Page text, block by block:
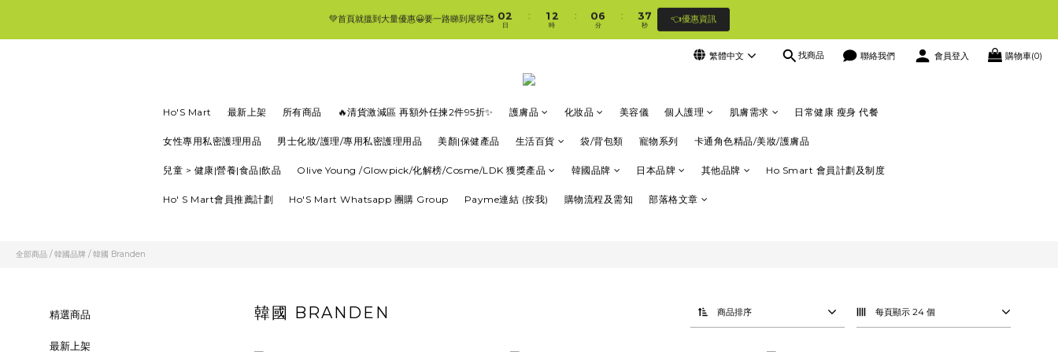
🛍香港購物滿$250免順豐自提櫃🚛 | 香港滿$350/澳門滿$499即免運費直接送上門 🥰
💚首頁就搵到大量優惠😀要一路睇到尾呀🥰 02
1
日
:
1
0
2
1
時
:
06
5
分
:
3
2
6
5
秒
👈優惠資訊
繁體中文 找商品 聯絡我們 會員登入 購物車(0)
Ho'S Mart 最新上架 所有商品 🔥清貨激減區 再額外任揀2件95折✨ 護膚品 化妝品 美容儀 個人護理 肌膚需求 日常健康 瘦身 代餐
女性專用私密護理用品 男士化妝/護理/專用私密護理用品 美顏|保健產品 生活百貨 袋/背包類 寵物系列 卡通角色精品/美妝/護膚品
兒童 > 健康|營養|食品|飲品 Olive Young /Glowpick/化解榜/Cosme/LDK 獲獎產品 韓國品牌 日本品牌 其他品牌 Ho Smart 會員計劃及制度
Ho' S Mart會員推薦計劃 Ho'S Mart Whatsapp 團購 Group Payme連結 (按我) 購物流程及需知 部落格文章
全部商品 /韓國品牌 /韓國 Branden
精選商品
最新上架
韓國 BRANDEN 商品排序 每頁顯示 24 個